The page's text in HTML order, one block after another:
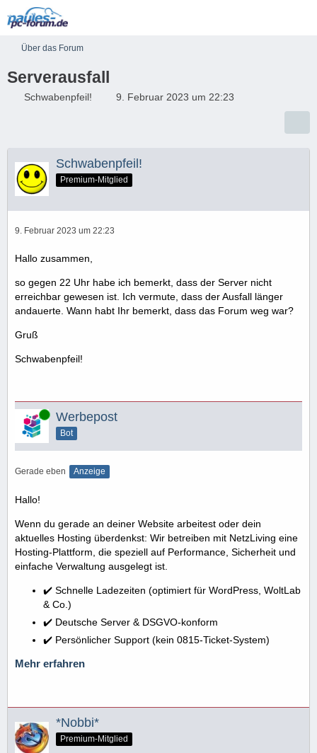
Über das Forum
Serverausfall
Schwabenpfeil! 9. Februar 2023 um 22:23
Schwabenpfeil!
Premium-Mitglied
9. Februar 2023 um 22:23
Hallo zusammen,
so gegen 22 Uhr habe ich bemerkt, dass der Server nicht
erreichbar gewesen ist. Ich vermute, dass der Ausfall länger
andauerte. Wann habt Ihr bemerkt, dass das Forum weg war?
Gruß
Schwabenpfeil!
Online Werbepost
Bot
Gerade eben Anzeige
Hallo!
Wenn du gerade an deiner Website arbeitest oder dein
aktuelles Hosting überdenkst: Wir betreiben mit NetzLiving eine
Hosting-Plattform, die speziell auf Performance, Sicherheit und
einfache Verwaltung ausgelegt ist.
✔️ Schnelle Ladezeiten (optimiert für WordPress, WoltLab
& Co.)
✔️ Deutsche Server & DSGVO-konform
✔️ Persönlicher Support (kein 0815-Ticket-System)
Mehr erfahren
*Nobbi*
Premium-Mitglied